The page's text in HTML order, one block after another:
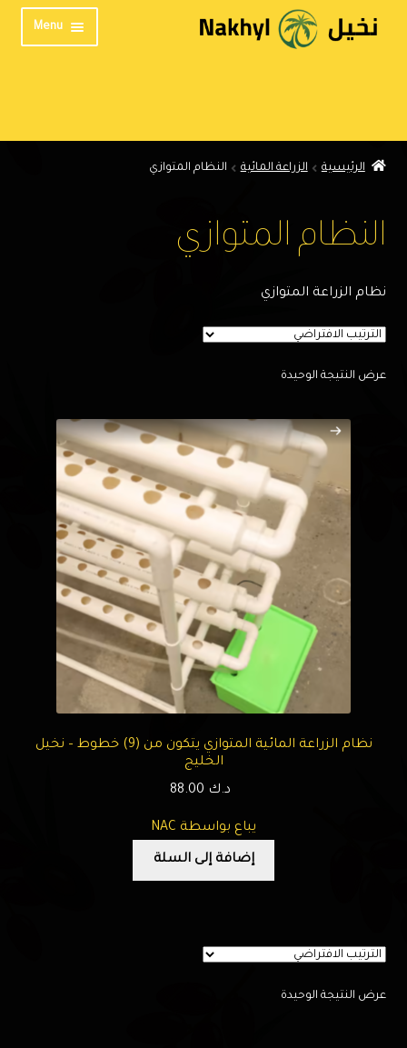
Skip
to
Skip
to
Menu
المنتدى
تواصل معنا
English
الرئيسية الزراعة المائية النظام المتوازي
النظام المتوازي
نظام الزراعة المتوازي
عرض النتيجة الوحيدة
نظام الزراعة المائية المتوازي يتكون من (9) خطوط – نخيل
الخليج
د.ك
يباع بواسطة NAC
إضافة إلى السلة
عرض النتيجة الوحيدة